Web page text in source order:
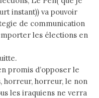
instant)) va pouvoir
de communication
les élections en
promis d’opposer le
horreur, horreur, le non
les iraquiens ne verra